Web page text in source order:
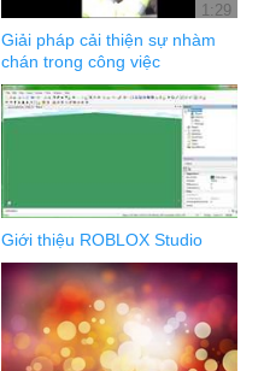
1:29
Giải pháp cải thiện sự nhàm
chán trong công việc
Giới thiệu ROBLOX Studio